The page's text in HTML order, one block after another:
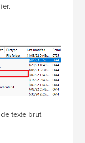
texte brut